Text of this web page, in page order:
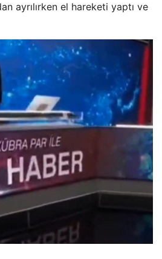
ayrılırken el hareketi yaptı ve